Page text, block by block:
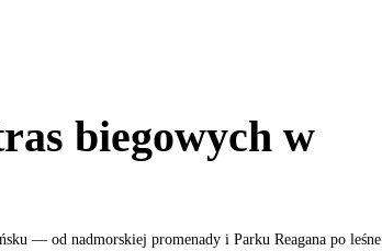
biegowych w
— od nadmorskiej promenady i Parku Reagana po leśne